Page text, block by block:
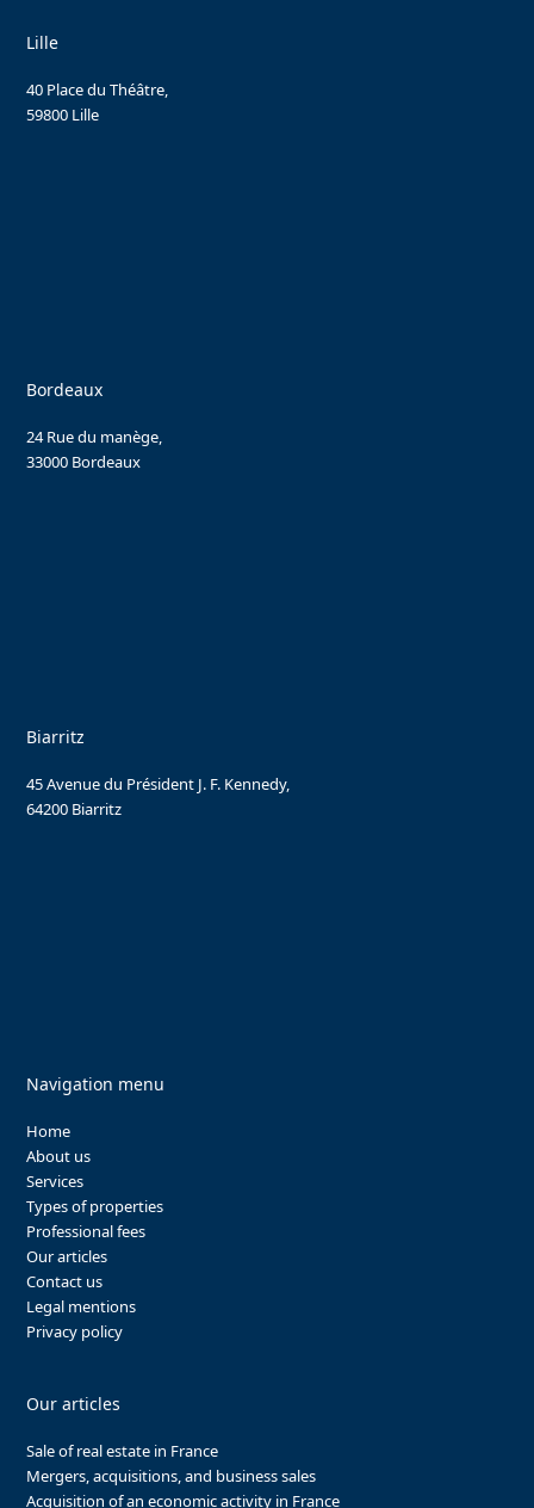
Lille
40 Place du Théâtre,
59800 Lille
Bordeaux
24 Rue du manège,
33000 Bordeaux
Biarritz
45 Avenue du Président J. F. Kennedy,
64200 Biarritz
Navigation menu
Home
About us
Services
Types of properties
Professional fees
Our articles
Contact us
Legal mentions
Privacy policy
Our articles
Sale of real estate in France
Mergers, acquisitions, and business sales
Acquisition of an economic activity in France